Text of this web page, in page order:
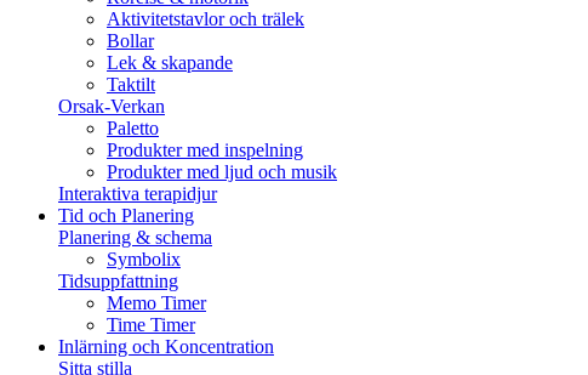
Aktivitetstavlor och trälek
Bollar
Lek & skapande
Taktilt
Orsak-Verkan
Paletto
Produkter med inspelning
Produkter med ljud och musik
Interaktiva terapidjur
Tid och Planering
Planering & schema
Symbolix
Tidsuppfattning
Memo Timer
Time Timer
Inlärning och Koncentration
Sitta stilla